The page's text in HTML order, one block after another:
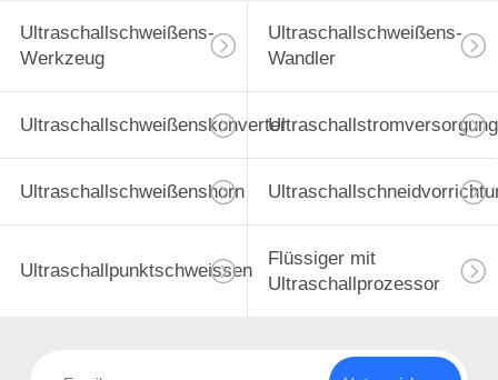
Ultraschallschweißens-
Werkzeug
Ultraschallschweißens-
Wandler
UltraschallschweißenskonverterUltraschallstromversorgung
Ultraschallschweißenshorn
Ultraschallpunktschweissen
Flüssiger mit
Ultraschallprozessor